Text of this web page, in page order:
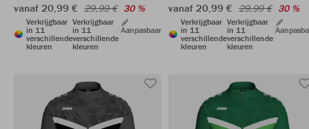
vanaf 20,99 € 29,99 € 30 %
Verkrijgbaar
in 11
verschillende
kleuren
Verkrijgbaar
in 11
verschillende
kleuren
Aanpasbaar
vanaf 20,99 € 29,99 € 30 %
Verkrijgbaar
in 11
verschillende
kleuren
Verkrijgbaar
in 11
verschillende
kleuren